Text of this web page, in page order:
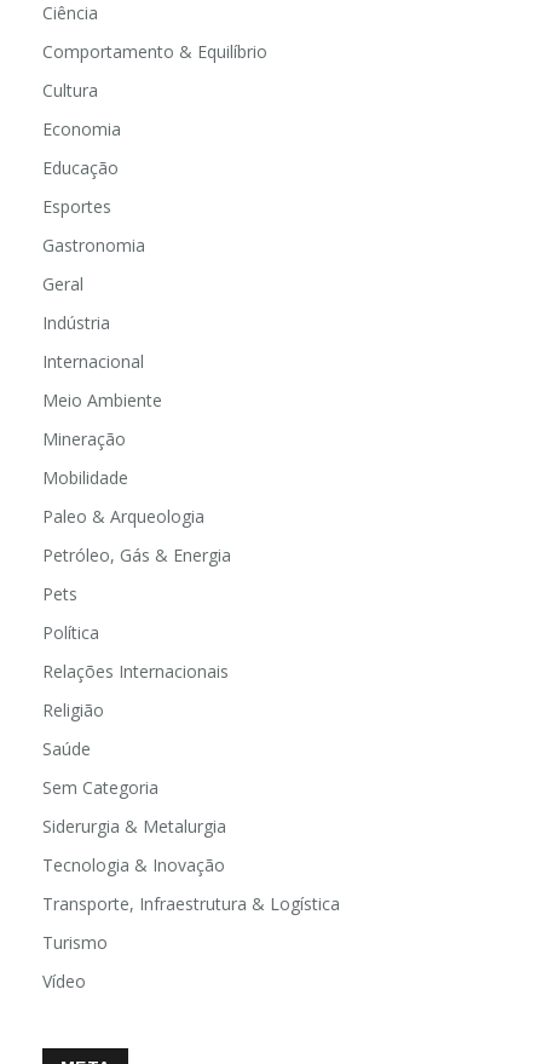
Ciência
Comportamento & Equilíbrio
Cultura
Economia
Educação
Esportes
Gastronomia
Geral
Indústria
Internacional
Meio Ambiente
Mineração
Mobilidade
Paleo & Arqueologia
Petróleo, Gás & Energia
Pets
Política
Relações Internacionais
Religião
Saúde
Sem Categoria
Siderurgia & Metalurgia
Tecnologia & Inovação
Transporte, Infraestrutura & Logística
Turismo
Vídeo